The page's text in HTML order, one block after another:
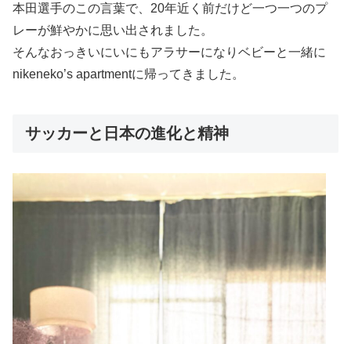
本田選手のこの言葉で、20年近く前だけど一つ一つのプ
レーが鮮やかに思い出されました。
そんなおっきいにいにもアラサーになりベビーと一緒に
nikeneko’s apartmentに帰ってきました。
サッカーと日本の進化と精神